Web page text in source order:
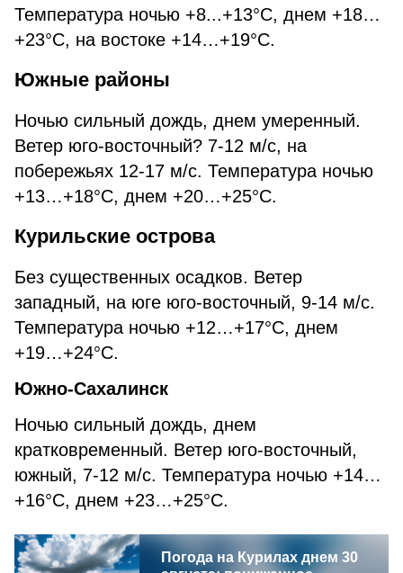
Температура ночью +8...+13°С, днем +18…
+23°С, на востоке +14…+19°С.
Южные районы
Ночью сильный дождь, днем умеренный.
Ветер юго-восточный? 7-12 м/c, на
побережьях 12-17 м/с. Температура ночью
+13…+18°C, днем +20…+25°C.
Курильские острова
Без существенных осадков. Ветер
западный, на юге юго-восточный, 9-14 м/с.
Температура ночью +12…+17°С, днем
+19…+24°С.
Южно-Сахалинск
Ночью сильный дождь, днем
кратковременный. Ветер юго-восточный,
южный, 7-12 м/с. Температура ночью +14…
+16°С, днем +23…+25°С.
Погода на Курилах днем 30